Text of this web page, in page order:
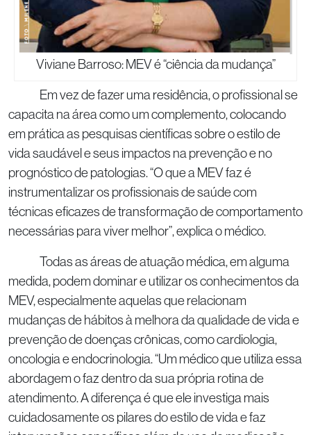
Viviane Barroso: MEV é “ciência da mudança”
Em vez de fazer uma residência, o profissional se
capacita na área como um complemento, colocando
em prática as pesquisas científicas sobre o estilo de
vida saudável e seus impactos na prevenção e no
prognóstico de patologias. “O que a MEV faz é
instrumentalizar os profissionais de saúde com
técnicas eficazes de transformação de comportamento
necessárias para viver melhor”, explica o médico.
Todas as áreas de atuação médica, em alguma
medida, podem dominar e utilizar os conhecimentos da
MEV, especialmente aquelas que relacionam
mudanças de hábitos à melhora da qualidade de vida e
prevenção de doenças crônicas, como cardiologia,
oncologia e endocrinologia. “Um médico que utiliza essa
abordagem o faz dentro da sua própria rotina de
atendimento. A diferença é que ele investiga mais
cuidadosamente os pilares do estilo de vida e faz